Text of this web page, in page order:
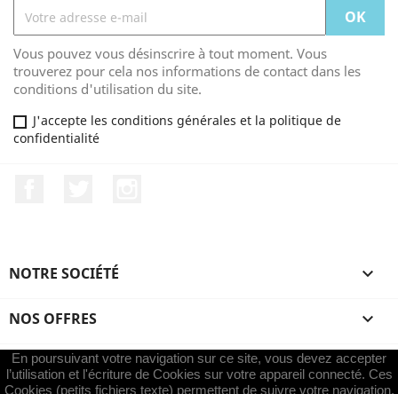
Vous pouvez vous désinscrire à tout moment. Vous
trouverez pour cela nos informations de contact dans les
conditions d'utilisation du site.
J'accepte les conditions générales et la politique de
confidentialité
NOTRE SOCIÉTÉ 
NOS OFFRES 
VOTRE COMPTE 
En poursuivant votre navigation sur ce site, vous devez accepter
l’utilisation et l'écriture de Cookies sur votre appareil connecté. Ces
Cookies (petits fichiers texte) permettent de suivre votre navigation,